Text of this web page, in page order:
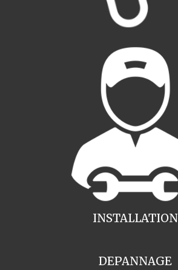
INSTALLATION
DEPANNAGE